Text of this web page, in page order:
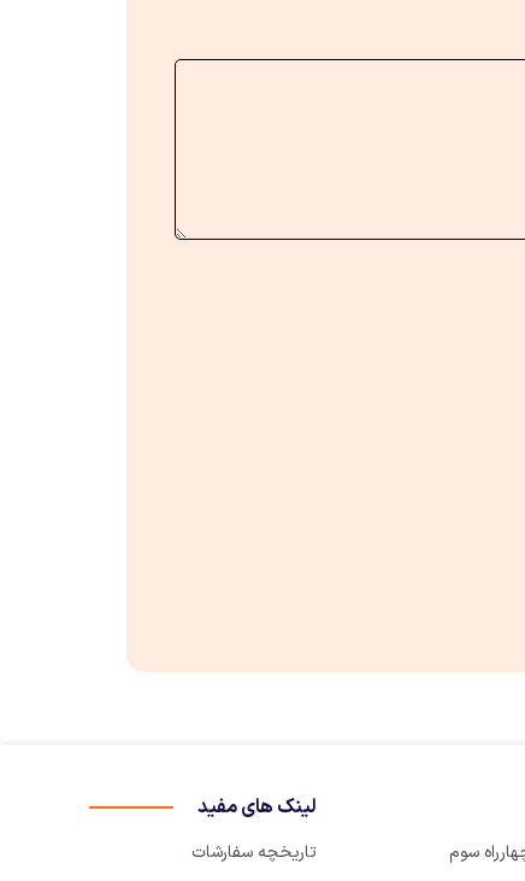
لینک های مفید
تاریخچه سفارشات